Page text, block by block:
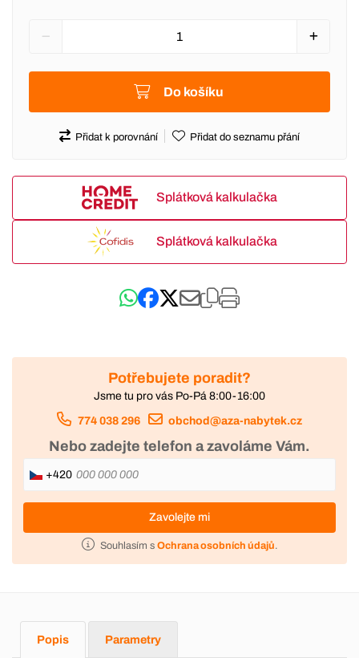
Do košíku
Přidat k porovnání Přidat do seznamu přání
Splátková kalkulačka
Splátková kalkulačka
Potřebujete poradit?
Jsme tu pro vás Po-Pá 8:00-16:00
774 038 296 obchod@aza-nabytek.cz
Nebo zadejte telefon a zavoláme Vám.
+420
Zavolejte mi
Souhlasím s Ochrana osobních údajů.
Popis Parametry